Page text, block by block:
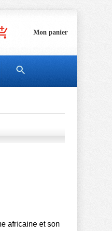
Mon panier
africaine et son